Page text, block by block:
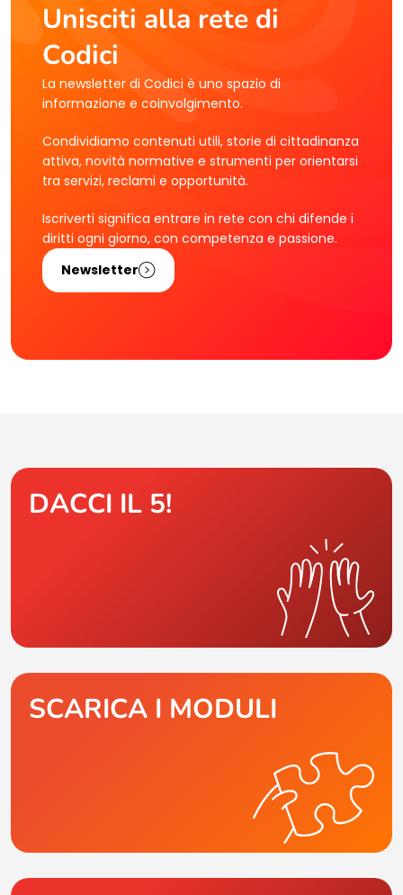
Unisciti alla rete di
Codici
La newsletter di Codici è uno spazio di
informazione e coinvolgimento.
Condividiamo contenuti utili, storie di cittadinanza
attiva, novità normative e strumenti per orientarsi
tra servizi, reclami e opportunità.
Iscriverti significa entrare in rete con chi difende i
diritti ogni giorno, con competenza e passione.
Newsletter
DACCI IL 5!
SCARICA I MODULI